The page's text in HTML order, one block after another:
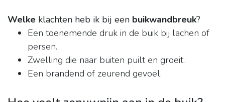
Welke klachten heb ik bij een buikwandbreuk?
Een toenemende druk in de buik bij lachen of
persen.
Zwelling die naar buiten puilt en groeit.
Een brandend of zeurend gevoel.